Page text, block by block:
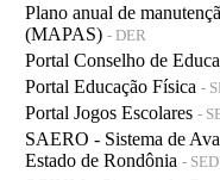
Plano anual de
(MAPAS) - DER
Portal Conselho de
Portal Educação Física -
Portal Jogos Escolares -
SAERO - Sistema de
Estado de Rondônia -